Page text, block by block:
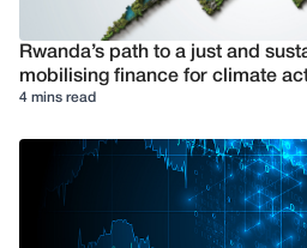
Rwanda’s path to a just and
mobilising finance for climate
4 mins read